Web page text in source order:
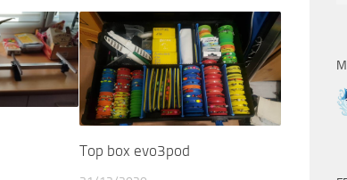
Top box evo3pod